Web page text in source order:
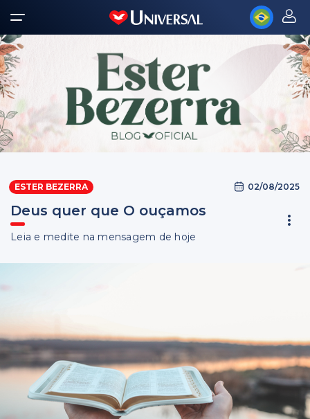
ESTER BEZERRA 02/08/2025
Deus quer que O ouçamos
Leia e medite na mensagem de hoje